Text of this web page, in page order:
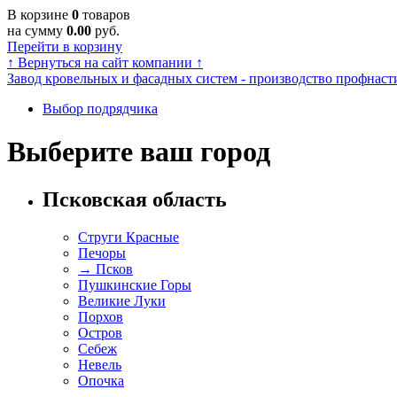
В корзине 0 товаров
на сумму 0.00 руб.
Перейти в корзину
↑ Вернуться на сайт компании ↑
Завод кровельных и фасадных систем - производство
Выбор подрядчика
Выберите ваш город
Псковская область
Струги Красные
Печоры
→ Псков
Пушкинские Горы
Великие Луки
Порхов
Остров
Себеж
Невель
Опочка